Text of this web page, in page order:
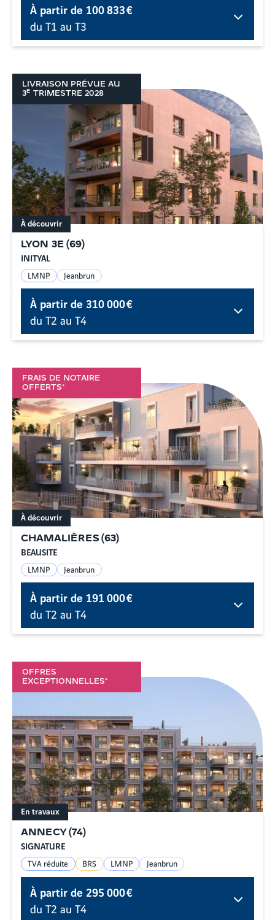
À partir de100 833 €
du T1 au T3
LIVRAISON PRÉVUE AU
3E TRIMESTRE 2028
LYON 3E (69)
INITYAL
À découvrir
LMNP Jeanbrun
À partir de310 000 €
du T2 au T4
FRAIS DE NOTAIRE
OFFERTS*
CHAMALIÈRES(63)
BEAUSITE
À découvrir
LMNP Jeanbrun
À partir de191 000 €
du T2 au T4
OFFRES
EXCEPTIONNELLES*
ANNECY (74)
SIGNATURE
En travaux
TVA réduite BRS LMNP Jeanbrun
À partir de295 000 €
du T2 au T4